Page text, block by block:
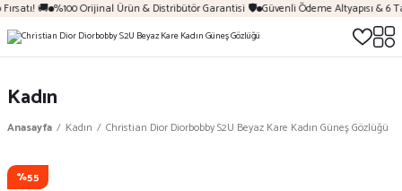
🚚 %100 Orijinal Ürün & Distribütör Garantisi 🛡️ Güvenli Ödeme Altyapısı & 6
Kadın
Anasayfa Kadın Christian Dior Diorbobby S2U Beyaz Kare Kadın Güneş Gözlüğü
%55